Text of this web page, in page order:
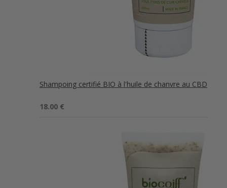
Shampoing certifié BIO à l'huile de chanvre au CBD
Note 5.00
18.00 €